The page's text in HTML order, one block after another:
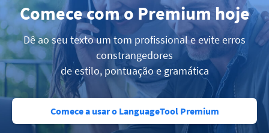
Comece com o Premium hoje
Dê ao seu texto um tom profissional e evite erros
constrangedores
de estilo, pontuação e gramática
Comece a usar o LanguageTool Premium